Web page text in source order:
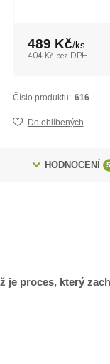
489 Kč/ks
404 Kč bez DPH
Číslo produktu: 616
Do oblíbených
HODNOCENÍ
proces, který